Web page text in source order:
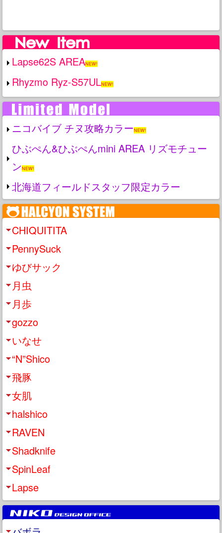
Lapse62S AREANEW!
Rhyzmo Ryz-S57ULNEW!
ニコバイブ チヌ攻略カラーNEW!
ひぶぺん&ひぶぺんmini AREA リズモチュー
ンNEW!
北海道フィールドスタッフ限定カラー
CHIQUITITA
PennySuck
ゆびサック
月虫
月歩
gozzo
いなせ
“N”Shico
飛豚
女肌
halshico
RAVEN
Shadknife
SpinLeaf
Lapse